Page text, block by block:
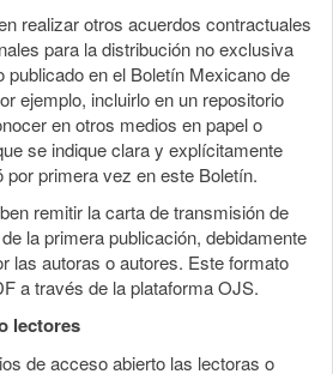
realizar otros acuerdos contractuales
para la distribución no exclusiva
publicado en el Boletín Mexicano de
ejemplo, incluirlo en un repositorio
en otros medios en papel o
se indique clara y explícitamente
por primera vez en este Boletín.
remitir la carta de transmisión de
la primera publicación, debidamente
las autoras o autores. Este formato
a través de la plataforma OJS.
lectores
de acceso abierto las lectoras o